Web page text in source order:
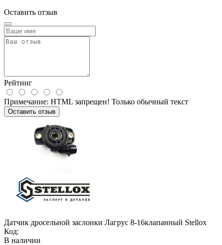
Оставить отзыв
Рейтинг
Примечание: HTML запрещен! Только обычный текст
Оставить отзыв
Датчик дросельной заслонки Лагрус 8-16клапанный Stellox
Код:
В наличии